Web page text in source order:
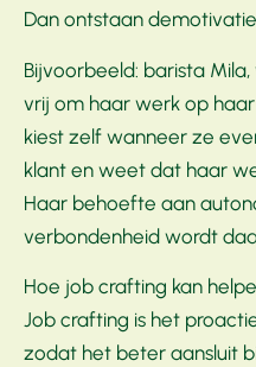
Dan ontstaan
Bijvoorbeeld: barista
vrij om haar werk op
kiest zelf wanneer ze
klant en weet dat haar
Haar behoefte aan
verbondenheid wordt
Hoe job crafting kan
Job crafting is het
zodat het beter aansluit